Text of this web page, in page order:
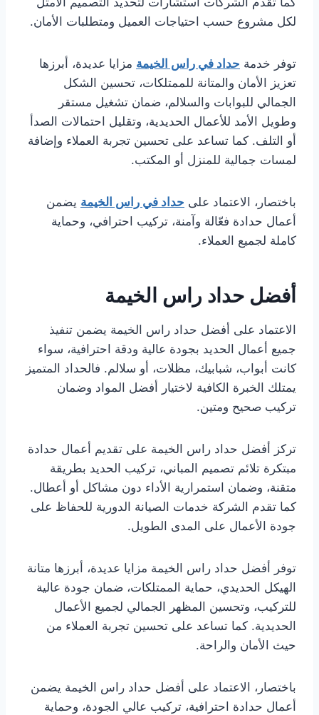
لكل مشروع حسب احتياجات العميل ومتطلبات الأمان.
توفر خدمة حداد في راس الخيمة مزايا عديدة، أبرزها
تعزيز الأمان والمتانة للممتلكات، تحسين الشكل
الجمالي للبوابات والسلالم، ضمان تشغيل مستقر
وطويل الأمد للأعمال الحديدية، وتقليل احتمالات الصدأ
أو التلف. كما تساعد على تحسين تجربة العملاء وإضافة
لمسات جمالية للمنزل أو المكتب.
باختصار، الاعتماد على حداد في راس الخيمة يضمن
أعمال حدادة فعّالة وآمنة، تركيب احترافي، وحماية
كاملة لجميع العملاء.
أفضل حداد راس الخيمة
الاعتماد على أفضل حداد راس الخيمة يضمن تنفيذ
جميع أعمال الحديد بجودة عالية ودقة احترافية، سواء
كانت أبواب، شبابيك، مظلات، أو سلالم. فالحداد المتميز
يمتلك الخبرة الكافية لاختيار أفضل المواد وضمان
تركيب صحيح ومتين.
تركز أفضل حداد راس الخيمة على تقديم أعمال حدادة
مبتكرة تلائم تصميم المباني، تركيب الحديد بطريقة
متقنة، وضمان استمرارية الأداء دون مشاكل أو أعطال.
كما تقدم الشركة خدمات الصيانة الدورية للحفاظ على
جودة الأعمال على المدى الطويل.
توفر أفضل حداد راس الخيمة مزايا عديدة، أبرزها متانة
الهيكل الحديدي، حماية الممتلكات، ضمان جودة عالية
للتركيب، وتحسين المظهر الجمالي لجميع الأعمال
الحديدية. كما تساعد على تحسين تجربة العملاء من
حيث الأمان والراحة.
باختصار، الاعتماد على أفضل حداد راس الخيمة يضمن
أعمال حدادة احترافية، تركيب عالي الجودة، وحماية